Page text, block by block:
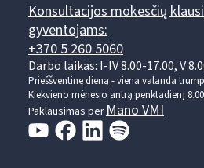
Konsultacijos mokesčių
gyventojams:
+370 5 260 5060
Darbo laikas: I-IV 8.00-17.00, V
Prieššventinę dieną - viena valanda
Kiekvieno mėnesio antrą penktadienį
Paklausimas per Mano VMI